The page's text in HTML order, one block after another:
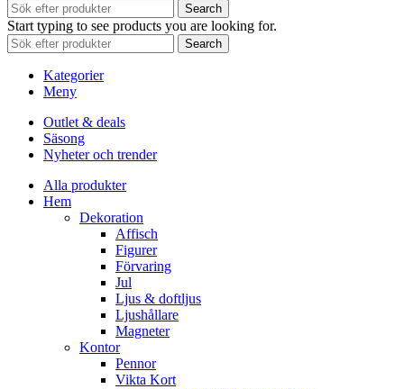
Search
Start typing to see products you are looking for.
Search
Kategorier
Meny
Outlet & deals
Säsong
Nyheter och trender
Alla produkter
Hem
Dekoration
Affisch
Figurer
Förvaring
Jul
Ljus & doftljus
Ljushållare
Magneter
Kontor
Pennor
Vikta Kort